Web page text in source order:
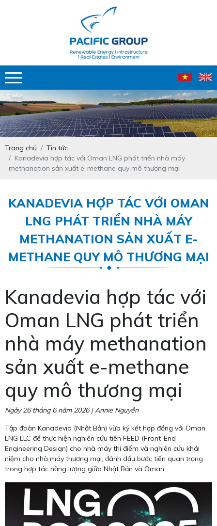
Trang chủ
Tin tức
Kanadevia hợp tác với Oman LNG phát triển nhà máy
methanation sản xuất e-methane quy mô thương mại
KANADEVIA HỢP TÁC VỚI OMAN
LNG PHÁT TRIỂN NHÀ MÁY
METHANATION SẢN XUẤT E-
METHANE QUY MÔ THƯƠNG MẠI
Kanadevia hợp tác với
Oman LNG phát triển
nhà máy methanation
sản xuất e-methane
quy mô thương mại
Ngày 26 tháng 6 năm 2026 | Annie Nguyễn
Tập đoàn Kanadevia (Nhật Bản) vừa ký kết hợp đồng với Oman
LNG LLC để thực hiện nghiên cứu tiền FEED (Front-End
Engineering Design) cho nhà máy thí điểm và nghiên cứu khái
niệm cho nhà máy thương mại, đánh dấu bước tiến quan trọng
trong hợp tác năng lượng giữa Nhật Bản và Oman.